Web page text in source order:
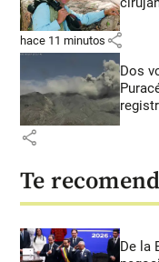
hace 11 minutos share
Dos
share
Te
De la